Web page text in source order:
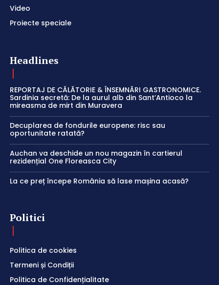
Video
Proiecte speciale
Headlines
REPORTAJ DE CĂLĂTORIE & ÎNSEMNĂRI GASTRONOMICE.
Sardinia secretă: De la aurul alb din Sant’Antioco la
mireasma de mirt din Muravera
Decuplarea de fondurile europene: risc sau
oportunitate ratată?
Auchan va deschide un nou magazin în cartierul
rezidențial One Floreasca City
La ce preț începe România să lase mașina acasă?
Politici
Politica de cookies
Termeni și Condiții
Politica de Confidențialitate